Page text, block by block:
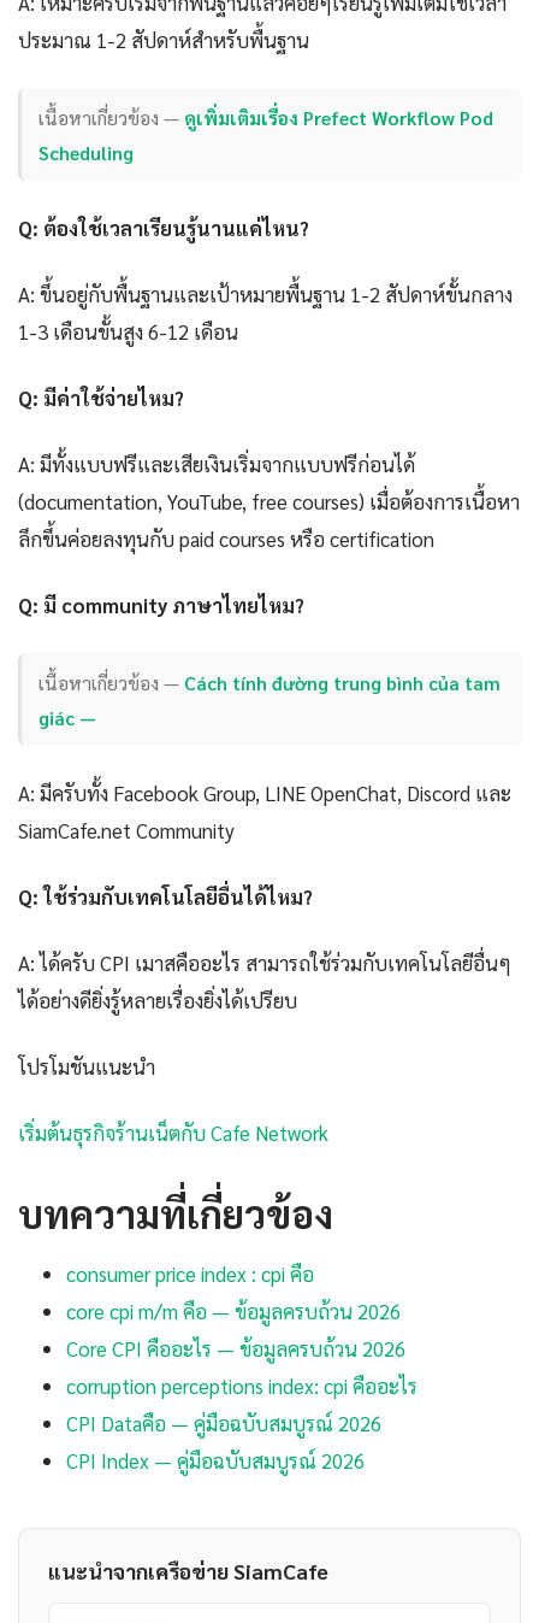
ประมาณ 1-2 สัปดาห์สำหรับพื้นฐาน
เนื้อหาเกี่ยวข้อง — ดูเพิ่มเติมเรื่อง Prefect Workflow Pod
Scheduling
Q: ต้องใช้เวลาเรียนรู้นานแค่ไหน?
A: ขึ้นอยู่กับพื้นฐานและเป้าหมายพื้นฐาน 1-2 สัปดาห์ขั้นกลาง
1-3 เดือนขั้นสูง 6-12 เดือน
Q: มีค่าใช้จ่ายไหม?
A: มีทั้งแบบฟรีและเสียเงินเริ่มจากแบบฟรีก่อนได้
(documentation, YouTube, free courses) เมื่อต้องการเนื้อหา
ลึกขึ้นค่อยลงทุนกับ paid courses หรือ certification
Q: มี community ภาษาไทยไหม?
เนื้อหาเกี่ยวข้อง — Cách tính đường trung bình của tam
giác —
A: มีครับทั้ง Facebook Group, LINE OpenChat, Discord และ
SiamCafe.net Community
Q: ใช้ร่วมกับเทคโนโลยีอื่นได้ไหม?
A: ได้ครับ CPI เมาสคืออะไร สามารถใช้ร่วมกับเทคโนโลยีอื่นๆ
ได้อย่างดียิ่งรู้หลายเรื่องยิ่งได้เปรียบ
โปรโมชันแนะนำ
เริ่มต้นธุรกิจร้านเน็ตกับ Cafe Network
บทความที่เกี่ยวข้อง
consumer price index : cpi คือ
core cpi m/m คือ — ข้อมูลครบถ้วน 2026
Core CPI คืออะไร — ข้อมูลครบถ้วน 2026
corruption perceptions index: cpi คืออะไร
CPI Dataคือ — คู่มือฉบับสมบูรณ์ 2026
CPI Index — คู่มือฉบับสมบูรณ์ 2026
แนะนำจากเครือข่าย SiamCafe